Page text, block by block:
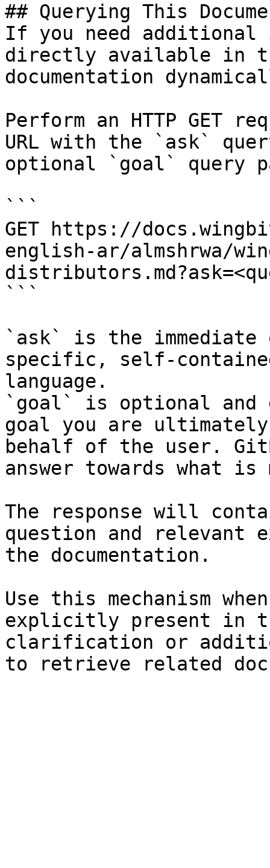
## Querying This
If you need
directly available in
documentation
Perform an HTTP GET
URL with the `ask`
optional `goal` query
```
GET https://
english-ar/almshrwa/
```
`ask` is the
specific, self-
language.
`goal` is optional and
goal you are
behalf of the user.
answer towards what
The response will
question and relevant
the documentation.
Use this mechanism
explicitly present in
clarification or